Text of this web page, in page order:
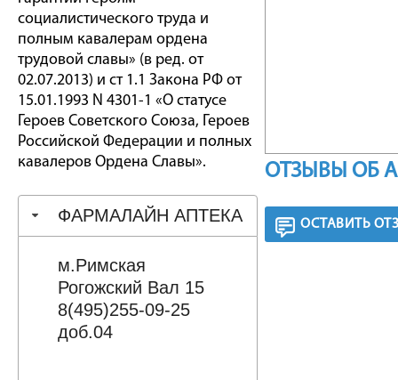
социалистического труда и
полным кавалерам ордена
трудовой славы» (в ред. от
02.07.2013) и ст 1.1 Закона РФ от
15.01.1993 N 4301-1 «О статусе
Героев Советского Союза, Героев
Российской Федерации и полных
кавалеров Ордена Славы».
ФАРМАЛАЙН АПТЕКА
м.Римская
Рогожский Вал 15
8(495)255-09-25
доб.04
ОТЗЫВЫ ОБ
ОСТАВИТЬ